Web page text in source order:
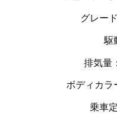
グレー
駆
排気量
ボディカラ
乗車